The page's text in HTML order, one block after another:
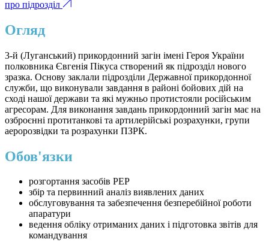
про підрозділ
Огляд
3-й (Луганський) прикордонний загін імені Героя України
полковника Євгенія Пікуса створений як підрозділ нового
зразка. Основу заклали підрозділи Державної прикордонної
служби, що виконували завдання в районі бойових дій на
сході нашої держави та які мужньо протистояли російським
агресорам. Для виконання завдань прикордонний загін має на
озброєнні протитанкові та артилерійські розрахунки, групи
аеророзвідки та розрахунки ПЗРК.
Обов'язки
розгортання засобів РЕР
збір та первинний аналіз виявлених даних
обслуговування та забезпечення безперебійної роботи
апаратури
ведення обліку отриманих даних і підготовка звітів для
командування